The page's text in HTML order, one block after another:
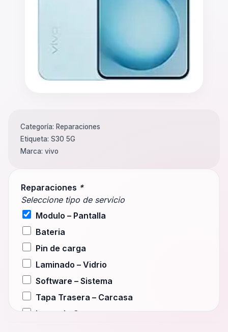
Reparaciones *
Seleccione tipo de servicio
Modulo – Pantalla
Bateria
Pin de carga
Laminado – Vidrio
Software – Sistema
Tapa Trasera – Carcasa
Lente de Camara
Categoría: Reparaciones
Etiqueta: S30 5G
Marca: vivo